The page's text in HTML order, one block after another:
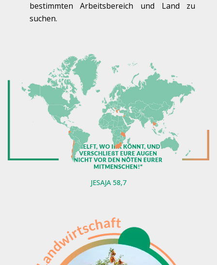
bestimmten Arbeitsbereich und Land zu
suchen.
JESAJA 58,7